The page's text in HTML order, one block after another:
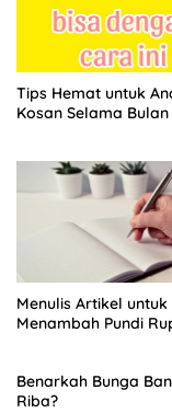
Tips Hemat untuk
Kosan Selama Bulan
Menulis Artikel untuk
Menambah Pundi
Benarkah Bunga
Riba?